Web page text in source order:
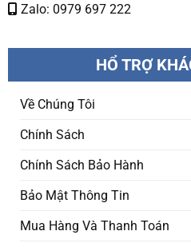
Zalo: 0979 697 222
HỔ TRỢ
Về Chúng Tôi
Chính Sách
Chính Sách Bảo Hành
Bảo Mật Thông Tin
Mua Hàng Và Thanh Toán